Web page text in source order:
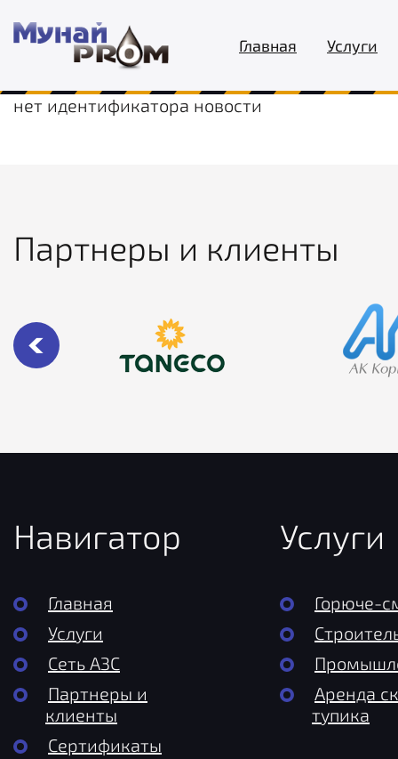
Главная Услуги
нет идентификатора новости
Партнеры и клиенты
Навигатор
Главная
Услуги
Сеть АЗС
Партнеры и
клиенты
Сертификаты
Услуги
Горюче-
Аренда
тупика